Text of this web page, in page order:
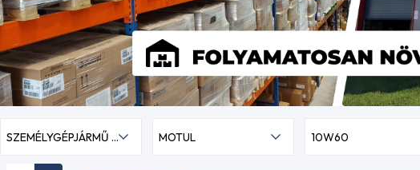
SZEMÉLYGÉPJÁRMŰ MOTOROLAJOK
MOTUL 10W60